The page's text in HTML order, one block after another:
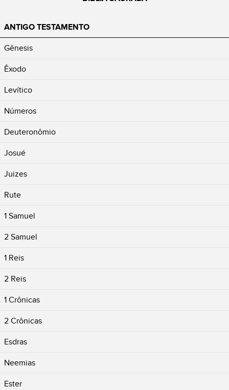
ANTIGO TESTAMENTO
Gênesis
Êxodo
Levítico
Números
Deuteronômio
Josué
Juizes
Rute
1 Samuel
2 Samuel
1 Reis
2 Reis
1 Crônicas
2 Crônicas
Esdras
Neemias
Ester